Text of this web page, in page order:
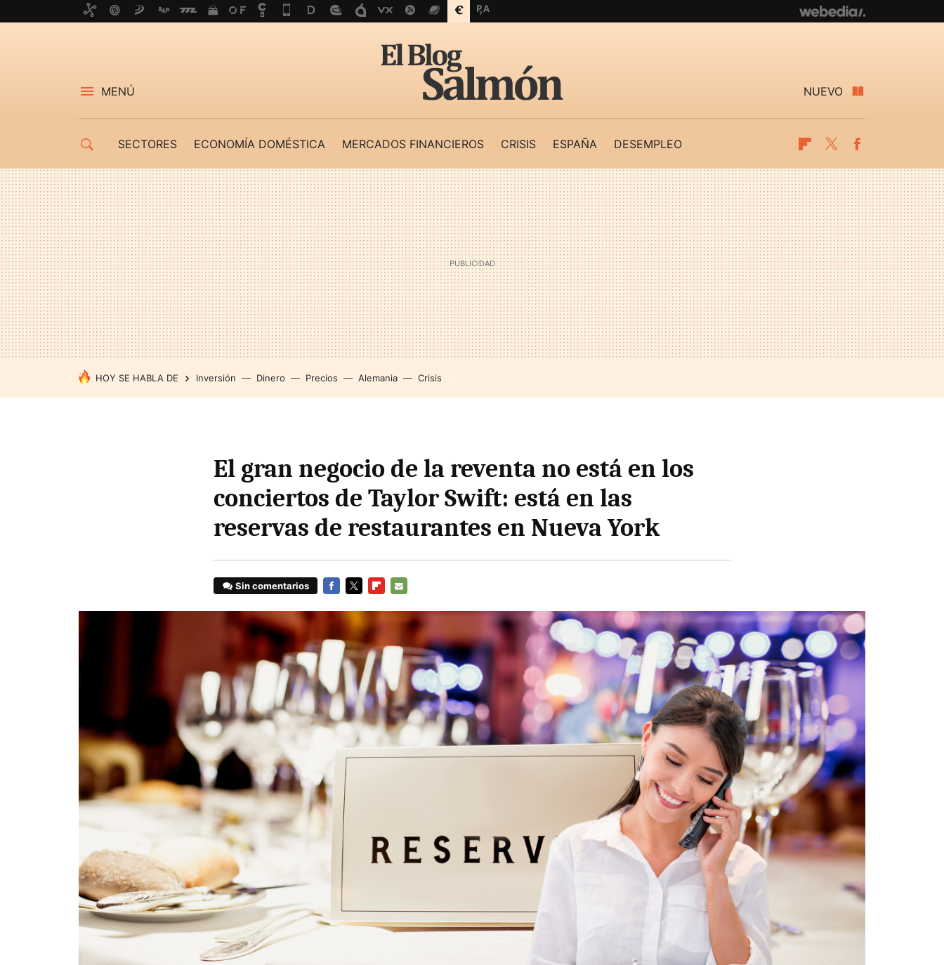
MENÚ NUEVO
SECTORES ECONOMÍA DOMÉSTICA MERCADOS FINANCIEROS CRISIS ESPAÑA DESEMPLEO Flipboard
Twitter
HOY SE HABLA DE Inversión Dinero Precios Alemania Crisis
El gran negocio de la reventa no está en los
conciertos de Taylor Swift: está en las
reservas de restaurantes en Nueva York
Sin comentarios
MAIL